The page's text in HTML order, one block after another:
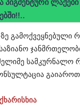
გამოქვეყნებული
სამკურნალო
გაიაროთ